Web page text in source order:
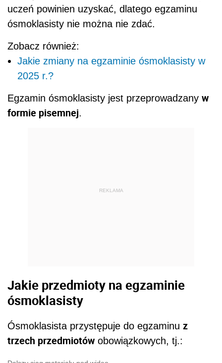
uczeń powinien uzyskać, dlatego egzaminu
ósmoklasisty nie można nie zdać.
Zobacz również:
Jakie zmiany na egzaminie ósmoklasisty w
2025 r.?
Egzamin ósmoklasisty jest przeprowadzany w
formie pisemnej.
REKLAMA
Jakie przedmioty na egzaminie
ósmoklasisty
Ósmoklasista przystępuje do egzaminu z
trzech przedmiotów obowiązkowych, tj.: